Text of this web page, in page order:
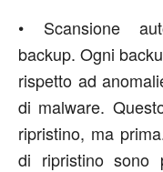
• Scansione
backup. Ogni
rispetto ad
di malware.
ripristino, ma prima
di ripristino sono